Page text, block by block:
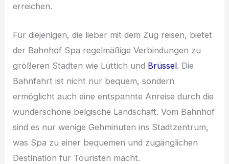
erreichen.
Für diejenigen, die lieber mit dem Zug reisen, bietet
der Bahnhof Spa regelmäßige Verbindungen zu
größeren Städten wie Lüttich und Brüssel. Die
Bahnfahrt ist nicht nur bequem, sondern
ermöglicht auch eine entspannte Anreise durch die
wunderschöne belgische Landschaft. Vom Bahnhof
sind es nur wenige Gehminuten ins Stadtzentrum,
was Spa zu einer bequemen und zugänglichen
Destination für Touristen macht.